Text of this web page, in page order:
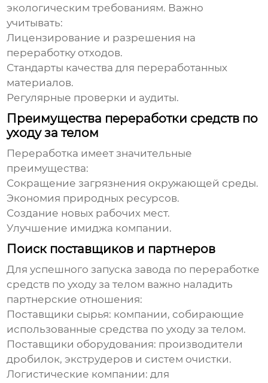
экологическим требованиям. Важно
учитывать:
Лицензирование и разрешения на
переработку отходов.
Стандарты качества для переработанных
материалов.
Регулярные проверки и аудиты.
Преимущества переработки средств по
уходу за телом
Переработка имеет значительные
преимущества:
Сокращение загрязнения окружающей среды.
Экономия природных ресурсов.
Создание новых рабочих мест.
Улучшение имиджа компании.
Поиск поставщиков и партнеров
Для успешного запусказавода по переработке
средств по уходу за телом важно наладить
партнерские отношения:
Поставщики сырья: компании, собирающие
использованные средства по уходу за телом.
Поставщики оборудования: производители
дробилок, экструдеров и систем очистки.
Логистические компании: для